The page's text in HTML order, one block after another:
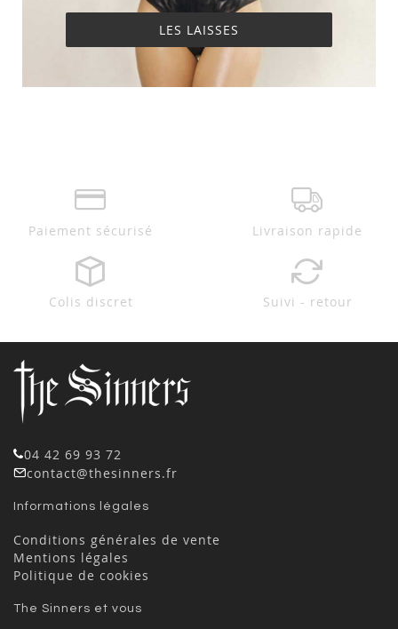
LES LAISSES
Paiement sécurisé Livraison rapide
Colis discret Suivi - retour
04 42 69 93 72
contact@thesinners.fr
Informations légales
Conditions générales de vente
Mentions légales
Politique de cookies
The Sinners et vous